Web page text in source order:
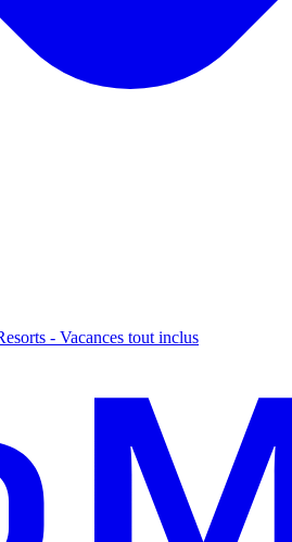
- Vacances tout inclus